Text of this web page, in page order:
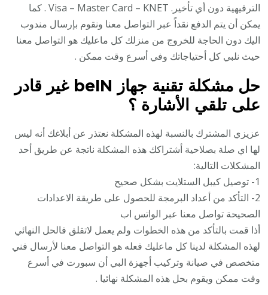
الترفيهية دون أي تأخير. Visa – Master Card – KNET . كما
يمكن أن يتم الدفع نقداً عبر التواصل معنا ونقوم بإرسال مندوب
اليك دون الحاجة للخروج من منزلك كل ماعليك هو التواصل معنا
حيث نلبي كل أحتياجاتك وفي أسرع وقت ممكن .
حل مشكلة تقنية جهاز beIN غير قادر
على تلقي الأشارة ؟
عزيزي المشترك بالنسبة لهذه المشكلة نعتذر عن أبلاغك أنه ليس
لها اي صلة بصلاحية أشتراكك هذه المشكلة ناتجة عن طريق أحد
المشكلات التالية:
1- توصيل كيبل الستلايت بشكل صحيح
2- التأكد من أعداد البرمجة للحصول على طريقة الاعدادات
الصحيحة تواصل معنا عبر الواتس اب
أذا قمت بالتأكد من هذه الخطوات ولم يعمل لاتقلق فالحل النهائي
لهذه المشكلة لدينا كل ماعليك فعله هو التواصل معنا لأرسال فني
متخصص في صيانة وتركيب أجهزة البي أن سبورت في أسرع
وقت ممكن ويقوم بحل هذه المشكلة نهائيا .